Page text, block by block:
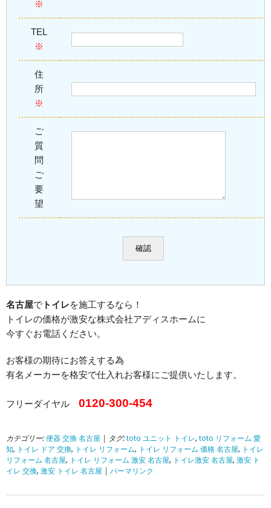
※
TEL
※
住
所
※
ご
質
問
ご
要
望
名古屋で トイレを施工するなら！
トイレの価格が激安な株式会社アディスホームに
今すぐお電話ください。
お客様の期待にお答えする為
有名メーカーを格安で仕入れお客様にご提供いたします。
フリーダイヤル 0120-300-454
カテゴリー: 便器 交換 名古屋 | タグ: toto ユニット トイレ, toto リフォーム 愛
知, トイレ ドア 交換, トイレ リフォーム, トイレ リフォーム 価格 名古屋, トイレ
リフォーム 名古屋, トイレ リフォーム 激安 名古屋, トイレ激安 名古屋, 激安 ト
イレ 交換, 激安 トイレ 名古屋 パーマリンク